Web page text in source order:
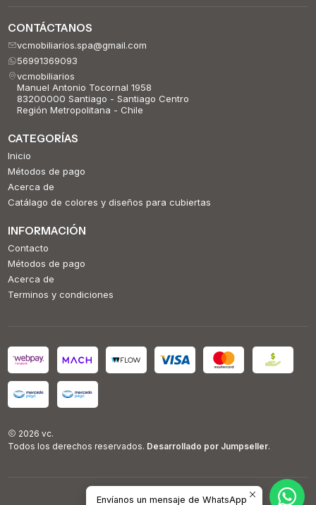
CONTÁCTANOS
vcmobiliarios.spa@gmail.com
56991369093
vcmobiliarios
Manuel Antonio Tocornal 1958
83200000 Santiago - Santiago Centro
Región Metropolitana - Chile
CATEGORÍAS
Inicio
Métodos de pago
Acerca de
Catálago de colores y diseños para cubiertas
INFORMACIÓN
Contacto
Métodos de pago
Acerca de
Terminos y condiciones
2026 vc.
Todos los derechos reservados. Desarrollado por Jumpseller.
VOLVER ARRIBA
Envíanos un mensaje de WhatsApp